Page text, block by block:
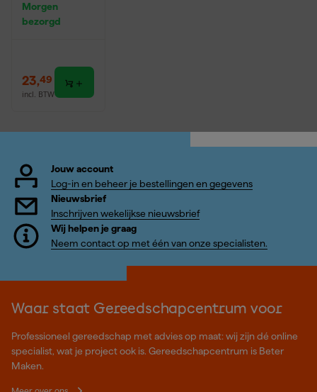
Morgen
bezorgd
23,49
incl. BTW
Jouw account
Log-in en beheer je bestellingen en gegevens
Nieuwsbrief
Inschrijven wekelijkse nieuwsbrief
Wij helpen je graag
Neem contact op met één van onze specialisten.
Waar staat Gereedschapcentrum voor
Professioneel gereedschap met advies op maat: wij zijn dé online
specialist, wat je project ook is. Gereedschapcentrum is Beter
Maken.